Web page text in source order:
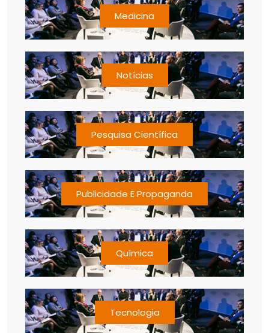
Medicina
Notícias
Pesquisa Científica
Publicidade E Propaganda
Química
Tecnologia